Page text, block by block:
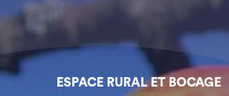
principal
ESPACE RURAL ET BOCAGE